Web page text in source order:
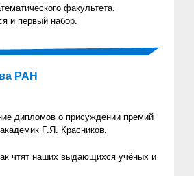
факультета,
и первый набор.
РАН
ссылка)
дипломов о присуждении премий
Г.Я. Красников.
чтят наших выдающихся учёных и